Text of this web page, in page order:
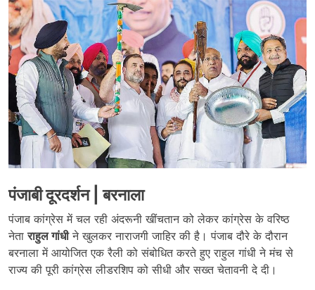
पंजाबी दूरदर्शन | बरनाला
पंजाब कांग्रेस में चल रही अंदरूनी खींचतान को लेकर कांग्रेस के वरिष्ठ
नेताराहुल गांधीने खुलकर नाराजगी जाहिर की है। पंजाब दौरे के दौरान
बरनाला में आयोजित एक रैली को संबोधित करते हुए राहुल गांधी ने मंच से
राज्य की पूरी कांग्रेस लीडरशिप को सीधी और सख्त चेतावनी दे दी।